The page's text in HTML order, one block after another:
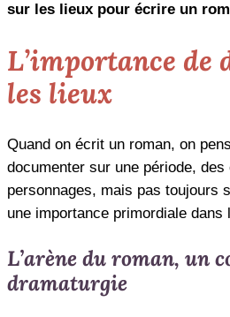
sur les lieux pour écrire un
L’importance de
les lieux
Quand on écrit un roman, on
documenter sur une période, des
personnages, mais pas toujours
une importance primordiale dans
L’arène du roman, un
dramaturgie